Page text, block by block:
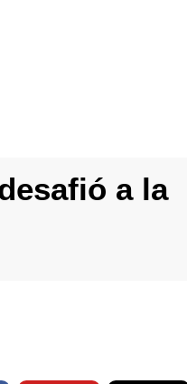
a la